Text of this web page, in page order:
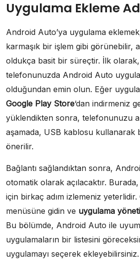
Uygulama Ekleme
Android Auto’ya uygulama
karmaşık bir işlem gibi görünebilir,
oldukça basit bir süreçtir. İlk olarak,
telefonunuzda Android Auto
olduğundan emin olun. Eğer
Google Play Store‘dan indirmeniz
yüklendikten sonra, telefonunuzu
aşamada, USB kablosu kullanarak
önerilir.
Bağlantı sağlandıktan sonra,
otomatik olarak açılacaktır.
için birkaç adım izlemeniz yeterlidir.
menüsüne gidin ve uygulama
Bu bölümde, Android Auto ile
uygulamaların bir listesini
uygulamayı seçerek ekleyebilirsiniz.